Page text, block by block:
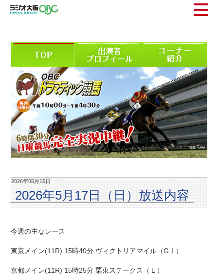
2026年05月15日
2026年5月17日（日）放送内容
今週の主なレース
東京メイン(11R) 15時40分 ヴィクトリアマイル（GⅠ）
京都メイン(11R) 15時25分 栗東ステークス（Ｌ）